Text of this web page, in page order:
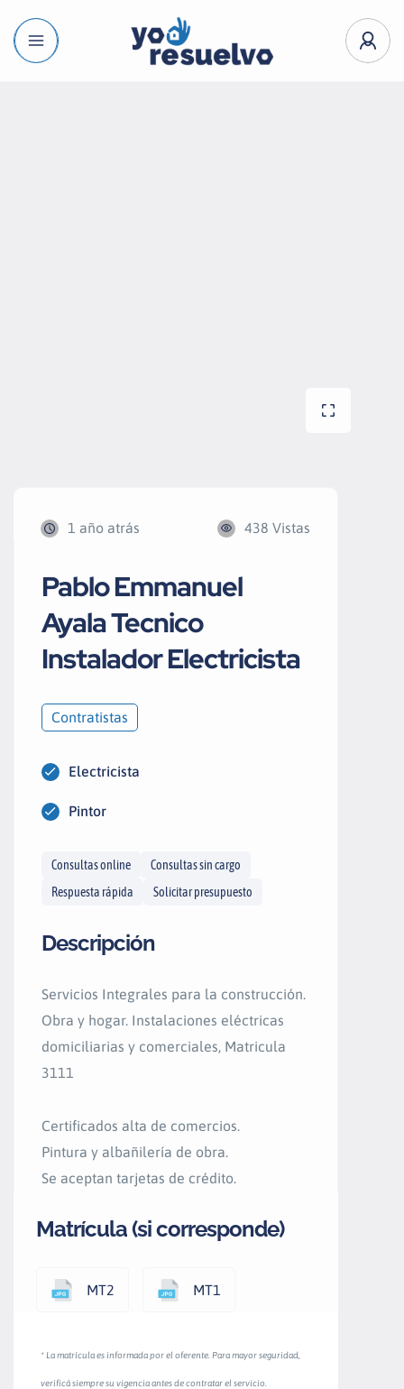
1 año atrás 438 Vistas
Pablo Emmanuel
Ayala Tecnico
Instalador Electricista
Contratistas
Electricista
Pintor
Consultas online
Consultas sin cargo
Respuesta rápida
Solicitar presupuesto
Descripción
Servicios Integrales para la construcción.
Obra y hogar. Instalaciones eléctricas
domiciliarias y comerciales, Matricula
3111
Certificados alta de comercios.
Pintura y albañilería de obra.
Se aceptan tarjetas de crédito.
Matrícula (si corresponde)
MT2 MT1
* La matrícula es informada por el oferente. Para mayor seguridad,
verificá siempre su vigencia antes de contratar el servicio.